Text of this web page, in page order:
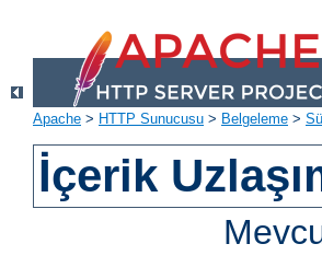
Apache > HTTP Sunucusu > Belgeleme >
İçerik